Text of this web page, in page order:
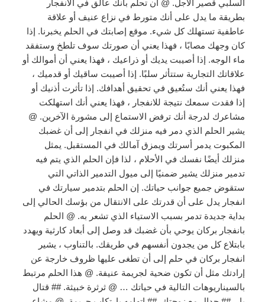
السلبي قصير الأجل. @ أن تحلم بأنك عالق في الانفجار
بطريقة ما يدل على أنك متورط في نزاع عنيف أو علاقة
عاطفية تستهلك كل شيء. موقع إصابتك في الحلم يخبرنا. إذا
كان وجهك مصابًا ، فهذا يعني أن صورتك سوف تلطخ وستفقد
ماء الوجه. إذا أصيبت يديك أو ذراعيك ، فهذا يعني أن أموالك أو
علاقاتك التجارية ستتأثر سلبًا. إذا أصيبت ساقيك أو قدميك ،
فهذا يعني أنك ستُعيق في تحقيق أهدافك. إذا تأثرت أذنيك أو
إذا فقدت سمعك نتيجة للانفجار ، فهذا يعني أنك استهلكت
مشاعرك لدرجة أنك ترفض الاستماع إلى مشورة الآخرين. @
يشير الحلم الذي دمر فيه منزلك في انفجار إلى أن غضبك
المكبوت يدمر أسرتك ويمزق آمالك في المستقبل. يمثل
منزلك أيضًا نفسك في الأحلام ، لذا فإن الحلم الذي يتم فيه
تدمير منزلك يشير ضمنيًا إلى ميول التدمير الذاتي التي
ستقوض جميع جوانب حياتك. إن الحلم بتدمير سيارتك في
انفجار يدل على أن قدرتك على الانتقال من بؤسك الحالي إلى
بداية جديدة تدمر بسبب الاستياء الذي تشعر به. @ الحلم
بانفجار بركان يوحي بأن غضبك قد وصل إلى أبعاد كارثية ويهدد
بابتلاع كل من يجدون أنفسهم في طريقك. بالتناوب ، يشير
انفجار بركان في حلم إلى أن تطغى عليها ظروف خارجة عن
إرادتك مثل أن تكون ضحية لجريمة عنيفة. @ هذا الحلم مرتبط
بالسيناريوهات التالية في حياتك … @ ثرثرة خبيثة. ## قتال